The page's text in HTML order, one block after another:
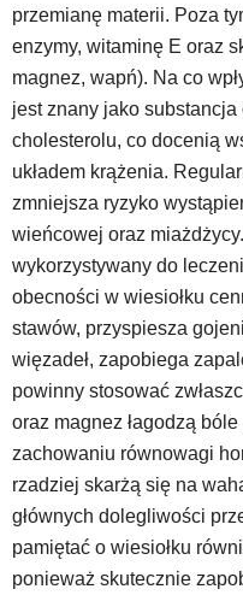
przemianę materii. Poza
enzymy, witaminę E oraz
magnez, wapń). Na co
jest znany jako
cholesterolu, co docenią
układem krążenia.
zmniejsza ryzyko
wieńcowej oraz
wykorzystywany do
obecności w wiesiołku
stawów, przyspiesza
więzadeł, zapobiega
powinny stosować
oraz magnez łagodzą
zachowaniu równowagi
rzadziej skarżą się na
głównych dolegliwości
pamiętać o wiesiołku
ponieważ skutecznie